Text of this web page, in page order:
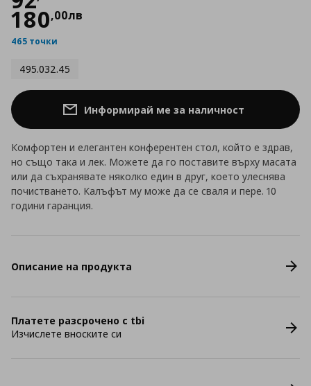
180,00лв
465 точки
495.032.45
Информирай ме за наличност
Комфортен и елегантен конферентен стол, който е здрав,
но също така и лек. Можете да го поставите върху масата
или да съхранявате няколко един в друг, което улеснява
почистването. Калъфът му може да се сваля и пере. 10
години гаранция.
Описание на продукта
Платете разсрочено с tbi
Изчислете вноските си